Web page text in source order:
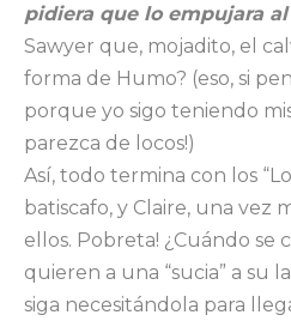
pidiera que lo empujara al
Sawyer que, mojadito, el
forma de Humo? (eso, si
porque yo sigo teniendo
parezca de locos!)
Así, todo termina con los
batiscafo, y Claire, una vez
ellos. Pobreta! ¿Cuándo se
quieren a una “sucia” a su
siga necesitándola para